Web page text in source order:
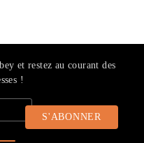
et restez au courant des
!